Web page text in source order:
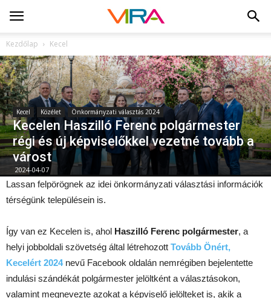
Kezdőlap Kecel
Kecel Közélet Önkormányzati választás 2024
Kecelen Haszilló Ferenc polgármester
régi és új képviselőkkel vezetné tovább a
várost
2024-04-07
Lassan felpörögnek az idei önkormányzati választási információk
térségünk településein is.
Így van ez Kecelen is, ahol Haszilló Ferenc polgármester, a
helyi jobboldali szövetség által létrehozott Tovább Önért,
Kecelért 2024nevű Facebook oldalán nemrégiben bejelentette
indulási szándékát polgármester jelöltként a választásokon,
valamint megnevezte azokat a képviselő jelölteket is, akik a